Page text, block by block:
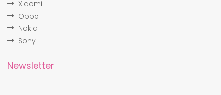
Xiaomi
Oppo
Nokia
Sony
Newsletter